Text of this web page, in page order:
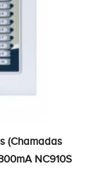
(Chamadas
NC910S